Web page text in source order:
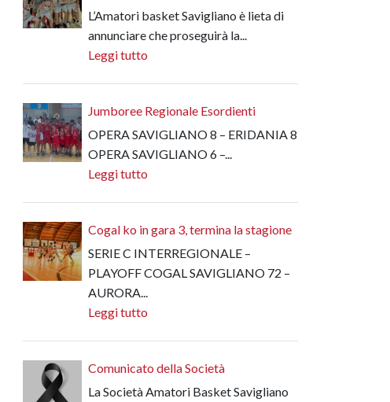
L’Amatori basket Savigliano è lieta di
annunciare che proseguirà la...
Leggi tutto
Jumboree Regionale Esordienti
OPERA SAVIGLIANO 8 – ERIDANIA 8
OPERA SAVIGLIANO 6 –...
Leggi tutto
Cogal ko in gara 3, termina la stagione
SERIE C INTERREGIONALE –
PLAYOFF COGAL SAVIGLIANO 72 –
AURORA...
Leggi tutto
Comunicato della Società
La Società Amatori Basket Savigliano